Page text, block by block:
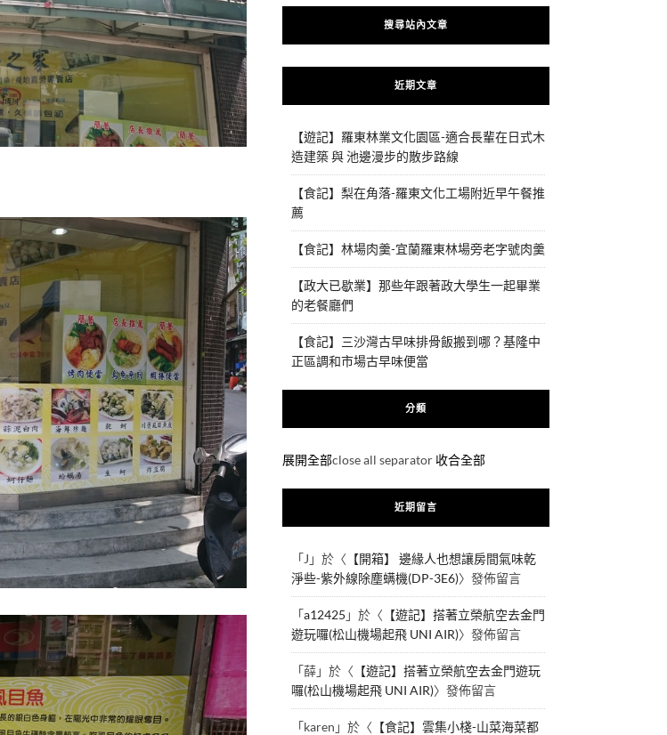
搜尋站內文章
近期文章
【遊記】羅東林業文化園區-適合長輩在日式木
造建築 與 池邊漫步的散步路線
【食記】梨在角落-羅東文化工場附近早午餐推
薦
【食記】林場肉羹-宜蘭羅東林場旁老字號肉羹
【政大已歇業】那些年跟著政大學生一起畢業
的老餐廳們
【食記】三沙灣古早味排骨飯搬到哪？基隆中
正區調和市場古早味便當
分類
展開全部close all separator 收合全部
近期留言
「J 」於〈 【開箱】 邊緣人也想讓房間氣味乾
淨些-紫外線除塵螨機(DP-3E6)〉發佈留言
「a12425 」於〈 【遊記】搭著立榮航空去金門
遊玩囉(松山機場起飛 UNI AIR)〉發佈留言
「薛」於〈 【遊記】搭著立榮航空去金門遊玩
囉(松山機場起飛 UNI AIR)〉發佈留言
「karen 」於〈 【食記】雲集小棧-山菜海菜都